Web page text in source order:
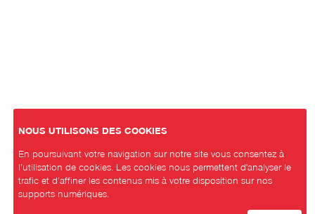
NOUS UTILISONS DES COOKIES
En poursuivant votre navigation sur notre site vous consentez à
l’utilisation de cookies. Les cookies nous permettent d'analyser le
trafic et d’affiner les contenus mis à votre disposition sur nos
supports numériques.